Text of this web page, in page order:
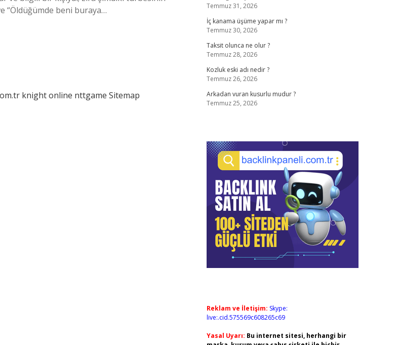
“Öldüğümde beni buraya…
knight online nttgame Sitemap
Temmuz 31, 2026
İç kanama üşüme yapar mı ?
Temmuz 30, 2026
Taksit olunca ne olur ?
Temmuz 28, 2026
Kozluk eski adı nedir ?
Temmuz 26, 2026
Arkadan vuran kusurlu mudur ?
Temmuz 25, 2026
Reklam ve İletişim: Skype:
live:.cid.575569c608265c69
Yasal Uyarı: Bu internet sitesi, herhangi bir